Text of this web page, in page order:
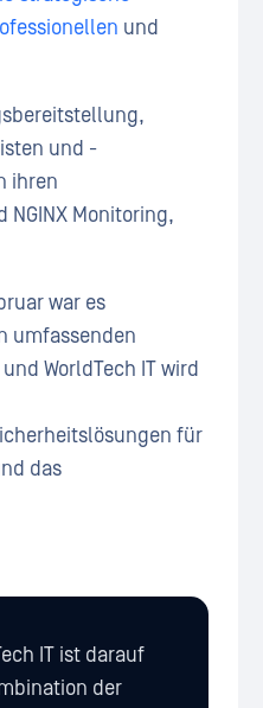
und
und -
ihren
NGINX Monitoring,
war es
umfassenden
WorldTech IT wird
für
das
IT ist darauf
der